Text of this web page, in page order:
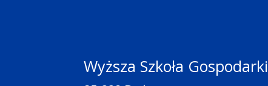
Wyższa Szkoła Gospodarki